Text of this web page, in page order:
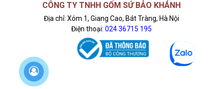
CÔNG TY TNHH GỐM SỨ BẢO KHÁNH
Địa chỉ: Xóm 1, Giang Cao, Bát Tràng, Hà Nội
Điện thoại: 024 36715 195